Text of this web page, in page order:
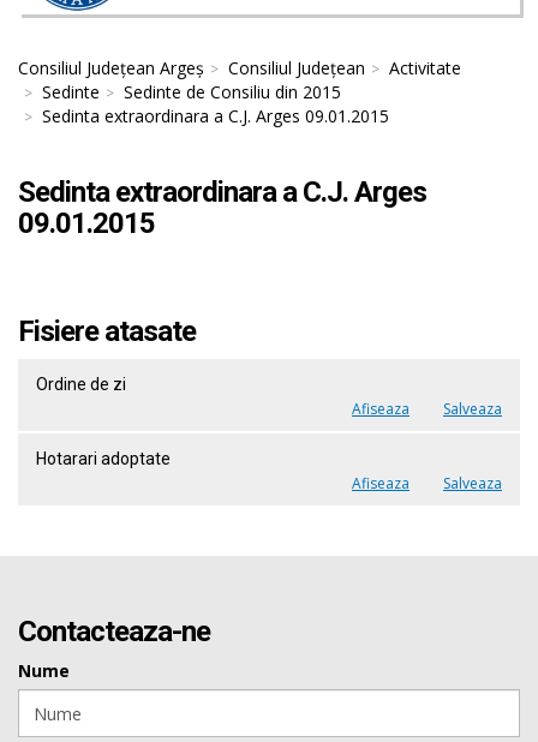
Consiliul Județean Argeș Consiliul Județean
Activitate
Sedinte
Sedinte de Consiliu din 2015
Sedinta extraordinara a C.J. Arges 09.01.2015
Sedinta extraordinara a C.J. Arges
09.01.2015
Fisiere atasate
Ordine de zi
Afiseaza Salveaza
Hotarari adoptate
Afiseaza Salveaza
Contacteaza-ne
Nume